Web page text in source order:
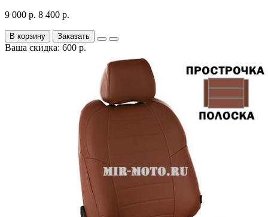
9 000 р. 8 400 р.
В корзину Заказать
Ваша скидка: 600 р.